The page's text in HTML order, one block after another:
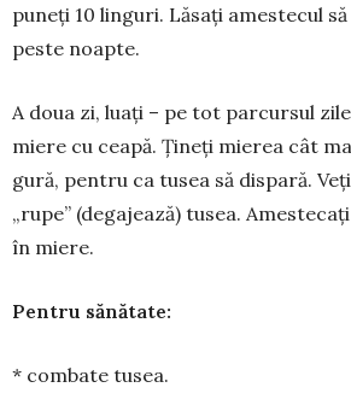
puneți 10 linguri. Lăsați amestecul
peste noapte.
A doua zi, luați – pe tot parcursul
miere cu ceapă. Țineți mierea cât
gură, pentru ca tusea să dis­pară.
„rupe” (degajează) tusea.
în miere.
Pentru sănătate:
* combate tusea.